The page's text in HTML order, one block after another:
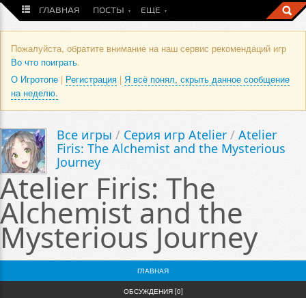
ГЛАВНАЯ ПОСТЫ ЕЩЕ
Пожалуйста, обратите внимание на наш сервис рекомендаций игр
Во что поиграть.
О Игротопе | Регистрация | Я всё понял, скрыть данное сообщение
на неделю.
Все игры / Серия игр Atelier/ Atelier
Firis: The Alchemist and the Mysterious
Journey
Atelier Firis: The
Alchemist and the
Mysterious Journey
ГЛАВНАЯ
ОБСУЖДЕНИЯ [0]